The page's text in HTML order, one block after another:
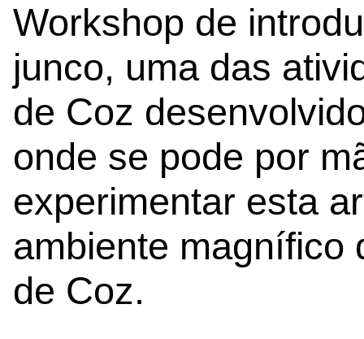
Workshop de
junco, uma das
de Coz
onde se pode por
experimentar esta
ambiente magnífico
de Coz.